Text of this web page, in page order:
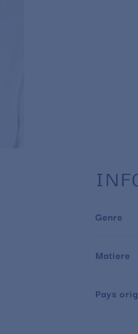
Genre
Matiere
Pays